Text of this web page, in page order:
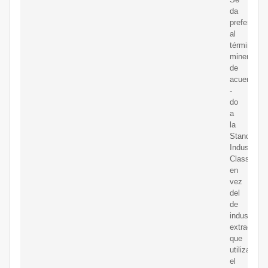
da
preferencia
al
término
minería,
de
acuer
-
do
a
la
Standard
Industrial
en
vez
del
de
industrias
extractivas
que
utiliza
el